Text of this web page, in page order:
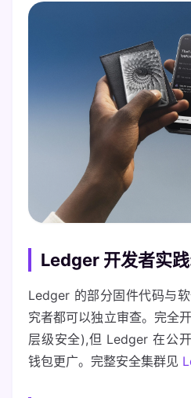
Ledger 开发者实
Ledger 的部分固件代码与
究者都可以独立审查。完全
层级安全),但 Ledger 在公
钱包更广。完整安全集群见